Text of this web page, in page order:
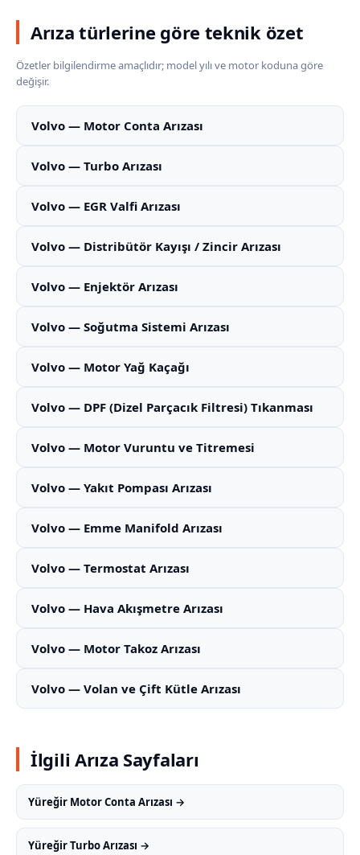
Arıza türlerine göre teknik özet
Özetler bilgilendirme amaçlıdır; model yılı ve motor koduna göre
değişir.
Volvo — Motor Conta Arızası
Volvo — Turbo Arızası
Volvo — EGR Valfi Arızası
Volvo — Distribütör Kayışı / Zincir Arızası
Volvo — Enjektör Arızası
Volvo — Soğutma Sistemi Arızası
Volvo — Motor Yağ Kaçağı
Volvo — DPF (Dizel Parçacık Filtresi) Tıkanması
Volvo — Motor Vuruntu ve Titremesi
Volvo — Yakıt Pompası Arızası
Volvo — Emme Manifold Arızası
Volvo — Termostat Arızası
Volvo — Hava Akışmetre Arızası
Volvo — Motor Takoz Arızası
Volvo — Volan ve Çift Kütle Arızası
İlgili Arıza Sayfaları
Yüreğir Motor Conta Arızası →
Yüreğir Turbo Arızası →